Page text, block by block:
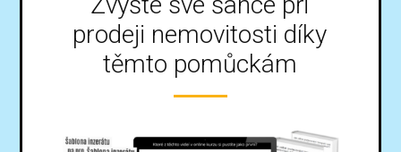
prodeji nemovitosti díky
těmto pomůckám